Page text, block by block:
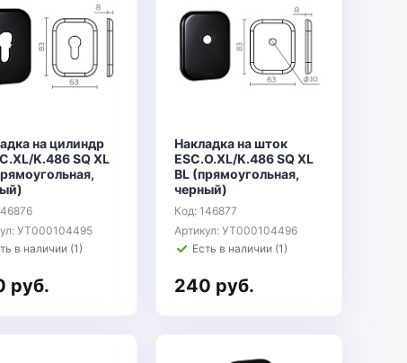
на цилиндр
K.486 SQ XL
УТ000104495
в наличии (1)
руб.
Накладка на шток
ESC.O.XL/K.486 SQ XL
BL (прямоугольная,
черный)
Код: 146877
Артикул: УТ000104496
Есть в наличии (1)
240 руб.